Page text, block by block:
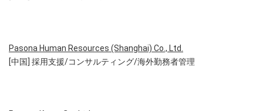
Pasona Human Resources (Shanghai) Co., Ltd.
[中国] 採用支援/コンサルティング/海外勤務者管理